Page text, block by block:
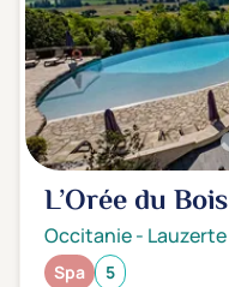
L’Orée du Bois
Occitanie- Lauzerte
Spa 5